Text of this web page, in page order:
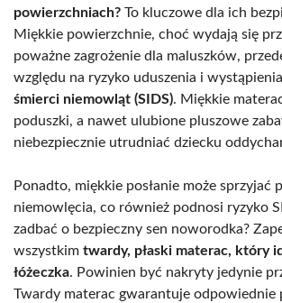
powierzchniach? To kluczowe dla ich
Miękkie powierzchnie, choć wydają się
poważne zagrożenie dla maluszków,
względu na ryzyko uduszenia i wystąpienia
śmierci niemowląt (SIDS). Miękkie
poduszki, a nawet ulubione pluszowe
niebezpiecznie utrudniać dziecku
Ponadto, miękkie posłanie może sprzyjać
niemowlęcia, co również podnosi ryzyko
zadbać o bezpieczny sen noworodka?
wszystkim twardy, płaski materac, który
łóżeczka. Powinien być nakryty jedynie
Twardy materac gwarantuje odpowiednie